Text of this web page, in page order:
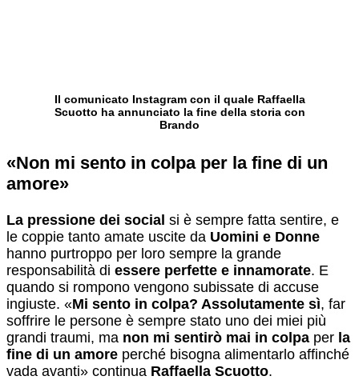
Il comunicato Instagram con il quale Raffaella
Scuotto ha annunciato la fine della storia con
Brando
«Non mi sento in colpa per la fine di un
amore»
La pressione dei social si è sempre fatta sentire, e
le coppie tanto amate uscite da Uomini e Donne
hanno purtroppo per loro sempre la grande
responsabilità di essere perfette e innamorate. E
quando si rompono vengono subissate di accuse
ingiuste. «Mi sento in colpa? Assolutamente sì, far
soffrire le persone è sempre stato uno dei miei più
grandi traumi, ma non mi sentirò mai in colpa per la
fine di un amore perché bisogna alimentarlo affinché
vada avanti» continua Raffaella Scuotto.